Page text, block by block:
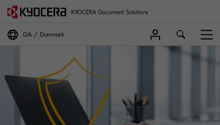
KYOCERA Document Solutions
DA Danmark